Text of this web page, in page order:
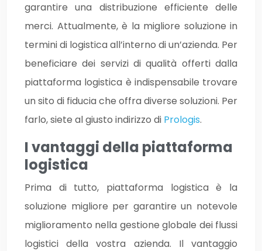
garantire una distribuzione efficiente delle
merci. Attualmente, è la migliore soluzione in
termini di logistica all’interno di un’azienda. Per
beneficiare dei servizi di qualità offerti dalla
piattaforma logistica è indispensabile trovare
un sito di fiducia che offra diverse soluzioni. Per
farlo, siete al giusto indirizzo di Prologis.
I vantaggi della piattaforma
logistica
Prima di tutto, piattaforma logistica è la
soluzione migliore per garantire un notevole
miglioramento nella gestione globale dei flussi
logistici della vostra azienda. Il vantaggio